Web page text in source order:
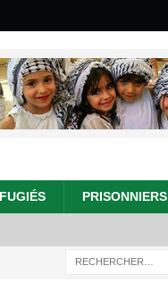
PRISONNIERS